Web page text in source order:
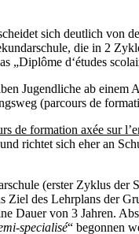
sich deutlich von
die in 2
„Diplôme d‘études
Jugendliche ab
(parcours de
de formation axée sur
richtet sich eher an
(erster Zyklus der
Ziel des Lehrplans der
Dauer von 3 Jahren.
specialisé“ begonnen